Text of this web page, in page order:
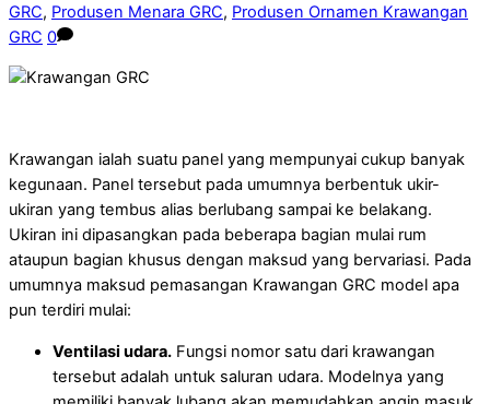
GRC, Produsen Menara GRC, Produsen Ornamen Krawangan
GRC 0
Krawangan ialah suatu panel yang mempunyai cukup banyak
kegunaan. Panel tersebut pada umumnya berbentuk ukir-
ukiran yang tembus alias berlubang sampai ke belakang.
Ukiran ini dipasangkan pada beberapa bagian mulai rum
ataupun bagian khusus dengan maksud yang bervariasi. Pada
umumnya maksud pemasangan Krawangan GRC model apa
pun terdiri mulai:
Ventilasi udara. Fungsi nomor satu dari krawangan
tersebut adalah untuk saluran udara. Modelnya yang